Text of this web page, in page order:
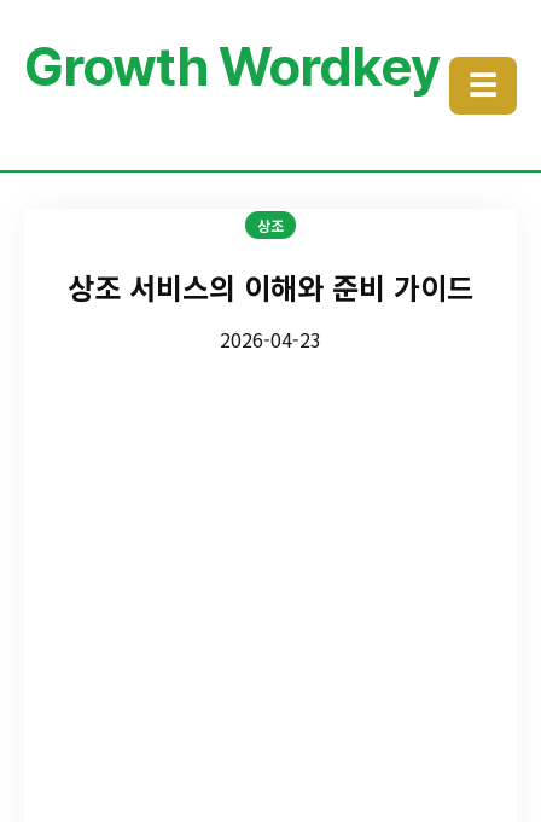
Growth Wordkey ☰
상조
상조 서비스의 이해와 준비 가이드
2026-04-23